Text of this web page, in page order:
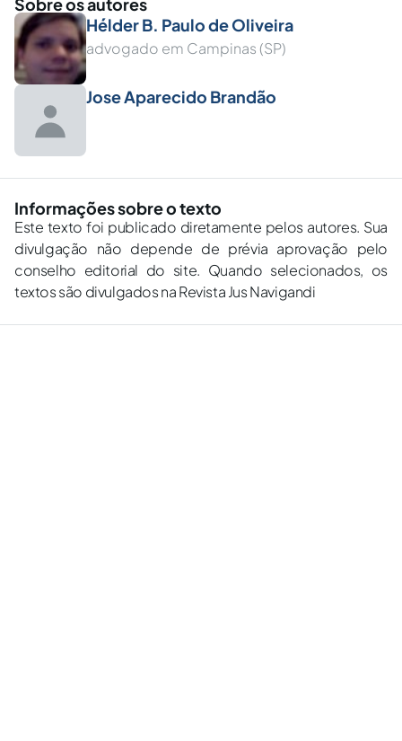
Hélder B. Paulo de Oliveira
advogado em Campinas (SP)
Jose Aparecido Brandão
Informações sobre o texto
Este texto foi publicado diretamente pelos autores. Sua
divulgação não depende de prévia aprovação pelo
conselho editorial do site. Quando selecionados, os
textos são divulgados na Revista Jus Navigandi